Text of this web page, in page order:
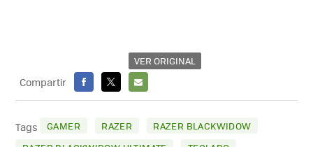
VER ORIGINAL
Compartir
FACEBOOK
X
E-
MAIL
Tags GAMER RAZER
RAZER BLACKWIDOW